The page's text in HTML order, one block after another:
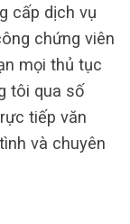
cấp dịch vụ
chứng viên
mọi thủ tục
tôi qua số
tiếp văn
và chuyên